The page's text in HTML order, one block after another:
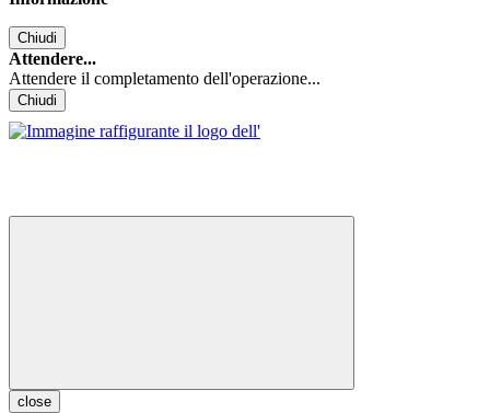
Chiudi
Attendere...
Attendere il completamento dell'operazione...
Chiudi
close